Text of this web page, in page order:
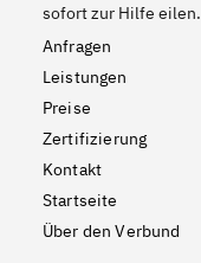
sofort zur Hilfe eilen.
Anfragen
Leistungen
Preise
Zertifizierung
Kontakt
Startseite
Über den Verbund